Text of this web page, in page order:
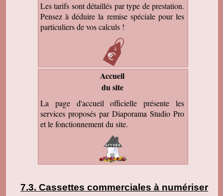
Les tarifs sont détaillés par type de prestation.
Pensez à déduire la remise spéciale pour les
particuliers de vos calculs !
Accueil
du site
La page d'accueil officielle présente les
services proposés par Diaporama Studio Pro
et le fonctionnement du site.
Cassettes commerciales à numériser